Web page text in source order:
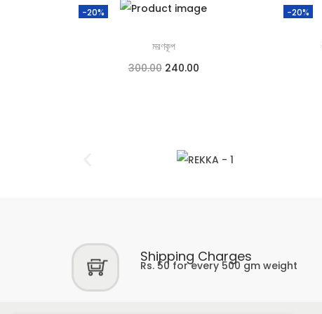
-20%
মরণকূপ
300.00 240.00
-20%
Shipping Charges
Rs. 50 for every 500 gm weight